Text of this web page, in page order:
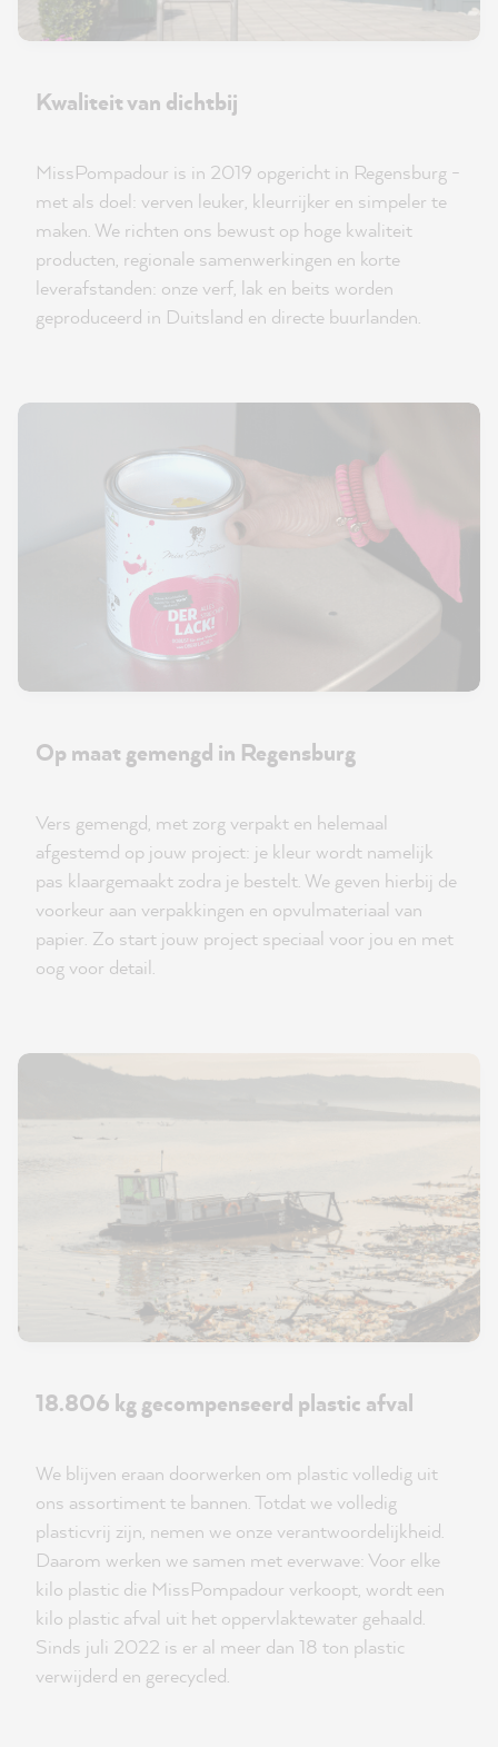
Kwaliteit van dichtbij
MissPompadour is in 2019 opgericht in Regensburg -
met als doel: verven leuker, kleurrijker en simpeler te
maken. We richten ons bewust op hoge kwaliteit
producten, regionale samenwerkingen en korte
leverafstanden: onze verf, lak en beits worden
geproduceerd in Duitsland en directe buurlanden.
Op maat gemengd in Regensburg
Vers gemengd, met zorg verpakt en helemaal
afgestemd op jouw project: je kleur wordt namelijk
pas klaargemaakt zodra je bestelt. We geven hierbij de
voorkeur aan verpakkingen en opvulmateriaal van
papier. Zo start jouw project speciaal voor jou en met
oog voor detail.
18.806 kg gecompenseerd plastic afval
We blijven eraan doorwerken om plastic volledig uit
ons assortiment te bannen. Totdat we volledig
plasticvrij zijn, nemen we onze verantwoordelijkheid.
Daarom werken we samen met everwave: Voor elke
kilo plastic die MissPompadour verkoopt, wordt een
kilo plastic afval uit het oppervlaktewater gehaald.
Sinds juli 2022 is er al meer dan 18 ton plastic
verwijderd en gerecycled.